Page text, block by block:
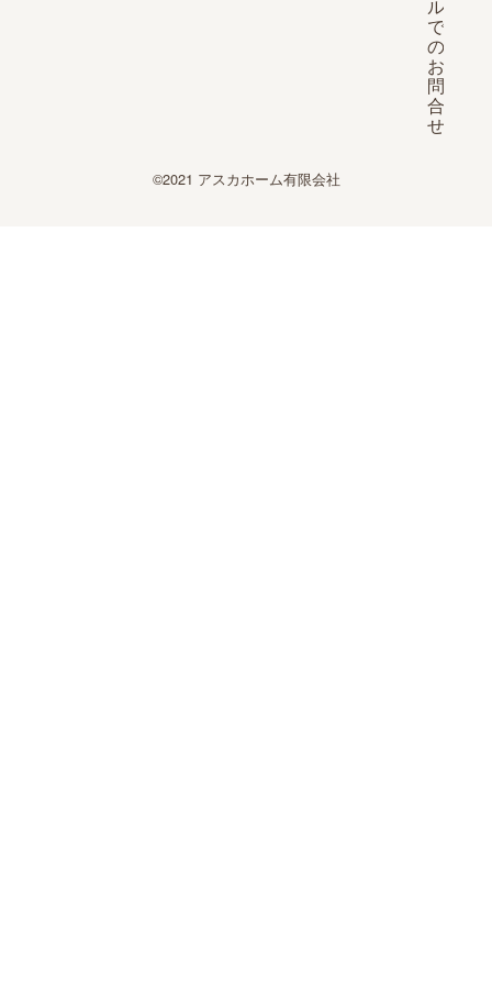
©2021 アスカホーム有限会社